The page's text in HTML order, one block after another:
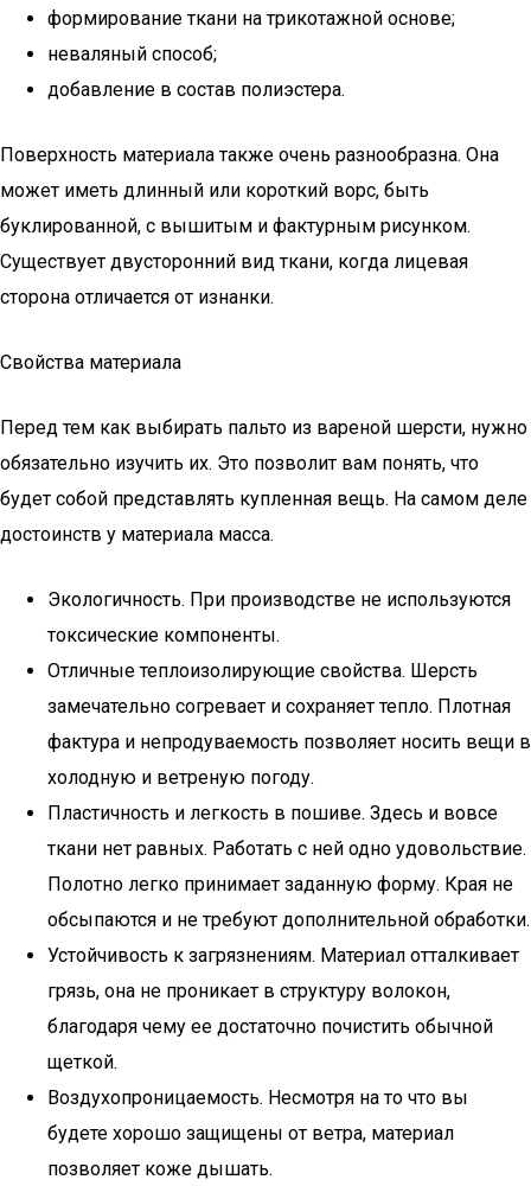
формирование ткани на трикотажной основе;
неваляный способ;
добавление в состав полиэстера.
Поверхность материала также очень разнообразна. Она
может иметь длинный или короткий ворс, быть
буклированной, с вышитым и фактурным рисунком.
Существует двусторонний вид ткани, когда лицевая
сторона отличается от изнанки.
Свойства материала
Перед тем как выбирать пальто из вареной шерсти, нужно
обязательно изучить их. Это позволит вам понять, что
будет собой представлять купленная вещь. На самом деле
достоинств у материала масса.
Экологичность. При производстве не используются
токсические компоненты.
Отличные теплоизолирующие свойства. Шерсть
замечательно согревает и сохраняет тепло. Плотная
фактура и непродуваемость позволяет носить вещи в
холодную и ветреную погоду.
Пластичность и легкость в пошиве. Здесь и вовсе
ткани нет равных. Работать с ней одно удовольствие.
Полотно легко принимает заданную форму. Края не
обсыпаются и не требуют дополнительной обработки.
Устойчивость к загрязнениям. Материал отталкивает
грязь, она не проникает в структуру волокон,
благодаря чему ее достаточно почистить обычной
щеткой.
Воздухопроницаемость. Несмотря на то что вы
будете хорошо защищены от ветра, материал
позволяет коже дышать.